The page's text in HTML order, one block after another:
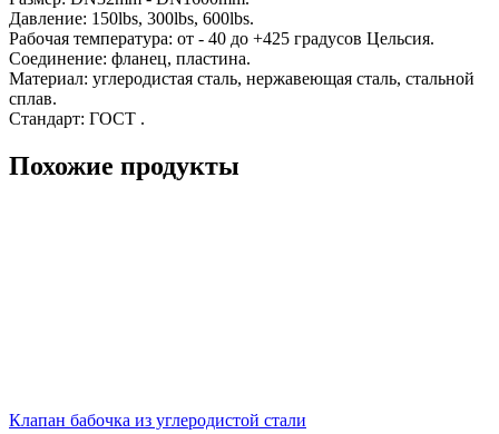
Давление: 150lbs, 300lbs, 600lbs.
Рабочая температура: от - 40 до +425 градусов Цельсия.
Соединение: фланец, пластина.
Материал: углеродистая сталь, нержавеющая сталь, стальной
сплав.
Стандарт: ГОСТ .
Похожие продукты
Клапан бабочка из углеродистой стали